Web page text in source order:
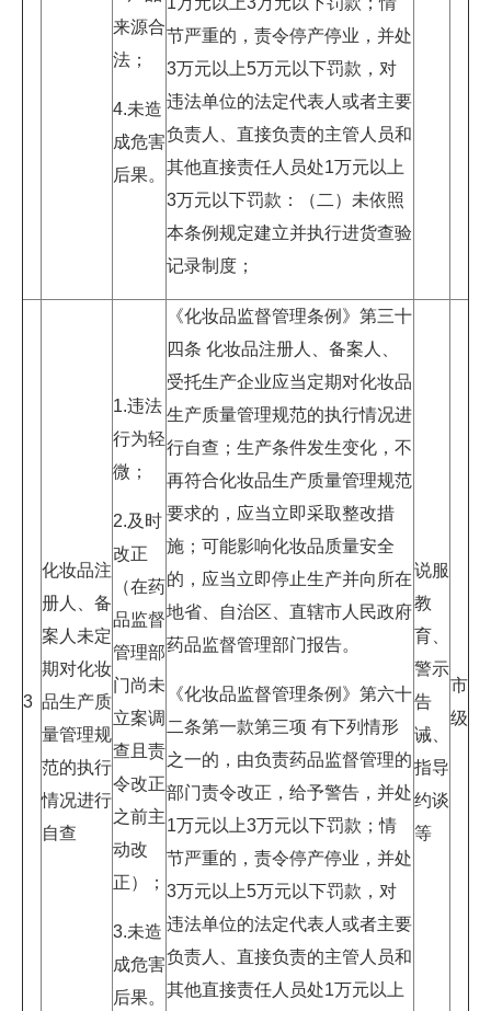
来源合
法；
4.未造
成危害
后果。
节严重的，责令停产停业，并处
3万元以上5万元以下罚款，对
违法单位的法定代表人或者主要
负责人、直接负责的主管人员和
其他直接责任人员处1万元以上
3万元以下罚款：（二）未依照
本条例规定建立并执行进货查验
记录制度；
3
化妆品注
册人、备
案人未定
期对化妆
品生产质
量管理规
范的执行
情况进行
自查
1.违法
行为轻
微；
2.及时
改正
（在药
品监督
管理部
门尚未
立案调
查且责
令改正
之前主
动改
正）；
3.未造
成危害
后果。
《化妆品监督管理条例》第三十
四条 化妆品注册人、备案人、
受托生产企业应当定期对化妆品
生产质量管理规范的执行情况进
行自查；生产条件发生变化，不
再符合化妆品生产质量管理规范
要求的，应当立即采取整改措
施；可能影响化妆品质量安全
的，应当立即停止生产并向所在
地省、自治区、直辖市人民政府
药品监督管理部门报告。
《化妆品监督管理条例》第六十
二条第一款第三项 有下列情形
之一的，由负责药品监督管理的
部门责令改正，给予警告，并处
1万元以上3万元以下罚款；情
节严重的，责令停产停业，并处
3万元以上5万元以下罚款，对
违法单位的法定代表人或者主要
负责人、直接负责的主管人员和
其他直接责任人员处1万元以上
说服
教
育、
警示
告
诫、
指导
约谈
等
市
级